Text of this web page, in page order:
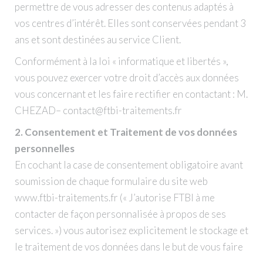
permettre de vous adresser des contenus adaptés à
vos centres d’intérêt. Elles sont conservées pendant 3
ans et sont destinées au service Client.
Conformément à la loi « informatique et libertés »,
vous pouvez exercer votre droit d’accès aux données
vous concernant et les faire rectifier en contactant : M.
CHEZAD– contact@ftbi-traitements.fr
2. Consentement et Traitement de vos données
personnelles
En cochant la case de consentement obligatoire avant
soumission de chaque formulaire du site web
www.ftbi-traitements.fr (« J’autorise FTBI à me
contacter de façon personnalisée à propos de ses
services. ») vous autorisez explicitement le stockage et
le traitement de vos données dans le but de vous faire